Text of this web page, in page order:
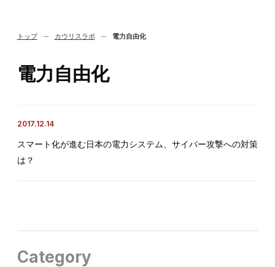
トップ カウリスラボ 電力自由化
電力自由化
2017.12.14
スマート化が進む日本の電力システム、サイバー攻撃への対策
は？
Category